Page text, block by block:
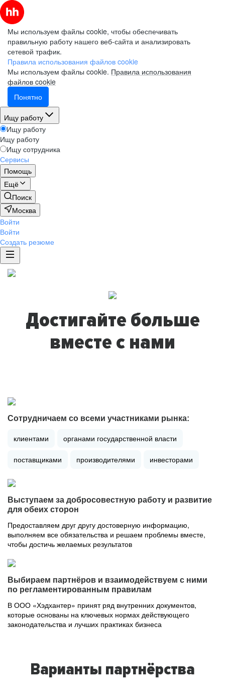
Мы используем файлы cookie, чтобы обеспечивать
правильную работу нашего веб-сайта и анализировать
сетевой трафик.
Правила использования файлов cookie
Мы используем файлы cookie. Правила использования
файлов cookie
Понятно
Ищу работу
Ищу работу
Ищу работу
Ищу сотрудника
Сервисы
Помощь
Ещё
Поиск
Москва
Войти
Войти
Создать резюме
Достигайте больше
вместе с нами
Сотрудничаем со всеми участниками рынка:
клиентами органами государственной власти
поставщиками производителями инвесторами
Выступаем за добросовестную работу и развитие
для обеих сторон
Предоставляем друг другу достоверную информацию,
выполняем все обязательства и решаем проблемы вместе,
чтобы достичь желаемых результатов
Выбираем партнёров и взаимодействуем с ними
по регламентированным правилам
В ООО «Хэдхантер» принят ряд внутренних документов,
которые основаны на ключевых нормах действующего
законодательства и лучших практиках бизнеса
Варианты партнёрства